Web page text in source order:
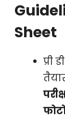
Sheet
प्री